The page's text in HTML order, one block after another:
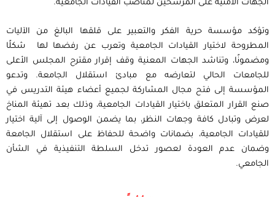
الجهات الأمنية على المرشحين لمناصب القيادات الجامعية.
وتؤكد مؤسسة حرية الفكر والتعبير على قلقها البالغ من الآليات
المطروحة لاختيار القيادات الجامعية وتعرب عن رفضها لها شكلًا
ومضمونًا، وتناشد الجهات المعنية وقف إقرار مقترح المجلس الأعلى
للجامعات الحالي لتعارضه مع مبادئ استقلال الجامعة. وتدعو
المؤسسة إلى فتح مجال المشاركة لجميع أعضاء هيئة التدريس في
صنع القرار المتعلق باختيار القيادات الجامعية، وذلك بعد تهيئة المناخ
لعرض وتبادل كافة وجهات النظر، بما يضمن الوصول إلى آلية اختيار
للقيادات الجامعية، بضمانات واضحة للحفاظ على استقلال الجامعة
وضمان عدم العودة لعصور تدخل السلطة التنفيذية في الشأن
الجامعي.